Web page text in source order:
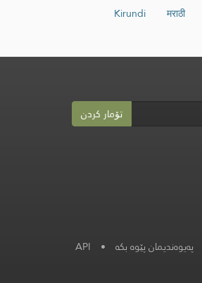
मराठी
Kirundi
تۆمار کردن
پەیوەندیمان پێوە بکە •
API